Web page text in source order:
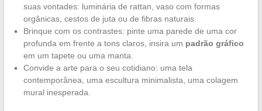
suas vontades: luminária de rattan, vaso com formas
orgânicas, cestos de juta ou de fibras naturais.
Brinque com os contrastes: pinte uma parede de uma cor
profunda em frente a tons claros, insira um padrão gráfico
em um tapete ou uma manta.
Convide a arte para o seu cotidiano: uma tela
contemporânea, uma escultura minimalista, uma colagem
mural inesperada.